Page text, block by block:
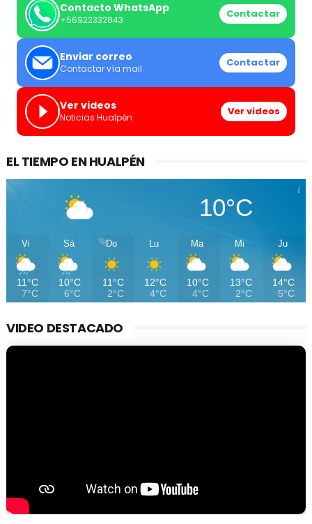
Contacto WhatsApp
+56922332843 Contactar
Enviar correo
Contactar vía mail Contactar
Ver videos
Noticias Hualpén Ver videos
EL TIEMPO EN HUALPÉN
10°C
Vi
11°C
7°C
Sá
10°C
6°C
Do
11°C
2°C
Lu
12°C
4°C
Ma
10°C
4°C
Mi
13°C
2°C
Ju
14°C
5°C
VIDEO DESTACADO